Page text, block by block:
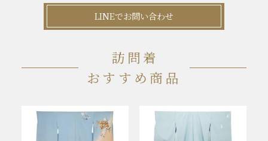
LINEでお問い合わせ
訪問着
おすすめ商品